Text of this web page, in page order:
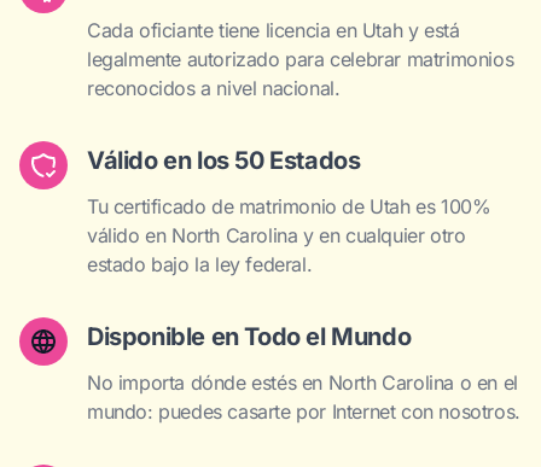
Cada oficiante tiene licencia en Utah y está
legalmente autorizado para celebrar matrimonios
reconocidos a nivel nacional.
Válido en los 50 Estados
Tu certificado de matrimonio de Utah es 100%
válido en North Carolina y en cualquier otro
estado bajo la ley federal.
Disponible en Todo el Mundo
No importa dónde estés en North Carolina o en el
mundo: puedes casarte por Internet con nosotros.